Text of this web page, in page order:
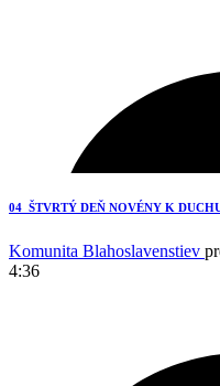
5
04_ŠTVRTÝ DEŇ NOVÉNY K
Komunita Blahoslavenstiev
4:36